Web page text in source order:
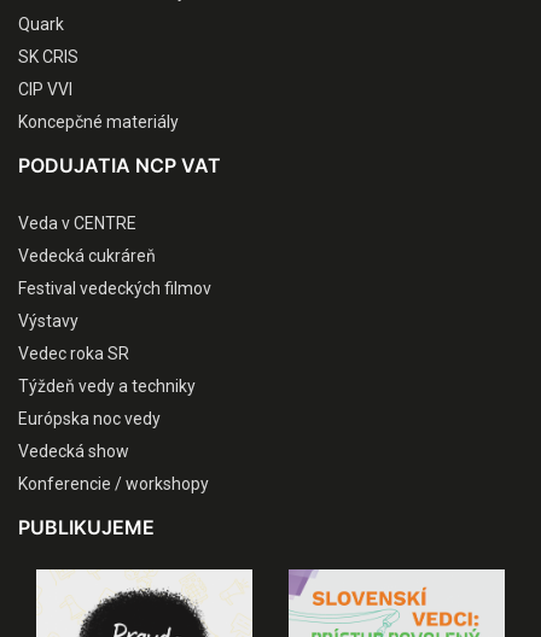
Quark
SK CRIS
CIP VVI
Koncepčné materiály
PODUJATIA NCP VAT
Veda v CENTRE
Vedecká cukráreň
Festival vedeckých filmov
Výstavy
Vedec roka SR
Týždeň vedy a techniky
Európska noc vedy
Vedecká show
Konferencie / workshopy
PUBLIKUJEME